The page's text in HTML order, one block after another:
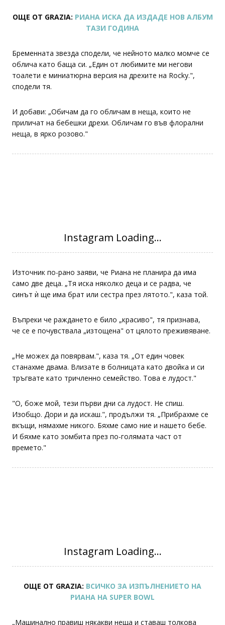
ОЩЕ ОТ GRAZIA: РИАНА ИСКА ДА ИЗДАДЕ НОВ АЛБУМ
ТАЗИ ГОДИНА
Бременната звезда сподели, че нейното малко момче се
облича като баща си. „Един от любимите ми негови
тоалети е миниатюрна версия на дрехите на Rocky.",
сподели тя.
И добави: „Обичам да го обличам в неща, които не
приличат на бебешки дрехи. Обличам го във флорални
неща, в ярко розово."
Източник по-рано заяви, че Риана не планира да има
само две деца. „Тя иска няколко деца и се радва, че
синът ѝ ще има брат или сестра през лятото.", каза той.
Въпреки че раждането е било „красиво", тя признава,
че се е почувствала „изтощена" от цялото преживяване.
„Не можех да повярвам.", каза тя. „От един човек
станахме двама. Влизате в болницата като двойка и си
тръгвате като тричленно семейство. Това е лудост."
"О, боже мой, тези първи дни са лудост. Не спиш.
Изобщо. Дори и да искаш.", продължи тя. „Прибрахме се
вкъщи, нямахме никого. Бяхме само ние и нашето бебе.
И бяхме като зомбита през по-голямата част от
времето."
ОЩЕ ОТ GRAZIA: ВСИЧКО ЗА ИЗПЪЛНЕНИЕТО НА
РИАНА НА SUPER BOWL
„Машинално правиш някакви неща и ставаш толкова